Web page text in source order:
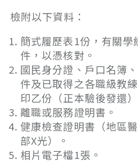
檢附以下資料：
簡式履歷表1份，有關學
件，以憑核對。
國民身分證、戶口名簿
件及已取得之各職級教
印乙份（正本驗後發還）
離職或服務證明書。
健康檢查證明書（地區
部X光）。
相片電子檔1張。